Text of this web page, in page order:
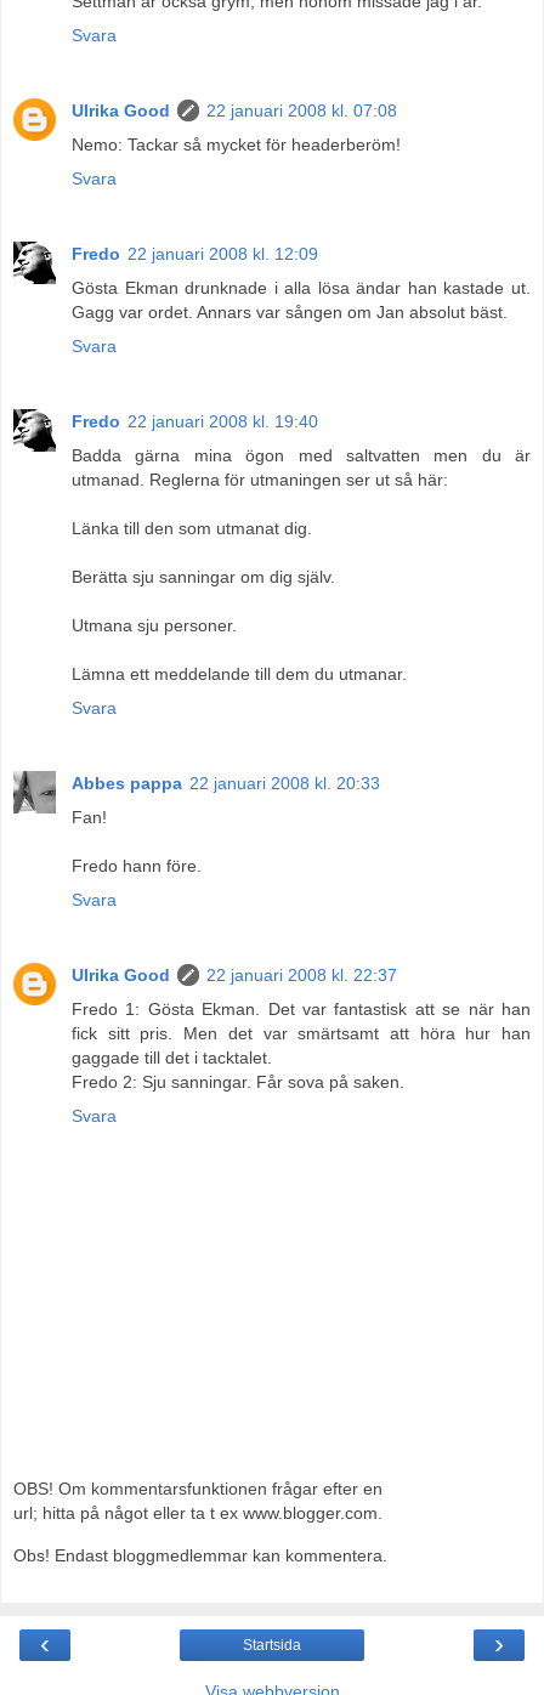
Svara
Ulrika Good
22 januari 2008 kl. 07:08
Nemo: Tackar så mycket för headerberöm!
Svara
Fredo 22 januari 2008 kl. 12:09
Gösta Ekman drunknade i alla lösa ändar han kastade ut.
Gagg var ordet. Annars var sången om Jan absolut bäst.
Svara
Fredo 22 januari 2008 kl. 19:40
Badda gärna mina ögon med saltvatten men du är
utmanad. Reglerna för utmaningen ser ut så här:
Länka till den som utmanat dig.
Berätta sju sanningar om dig själv.
Utmana sju personer.
Lämna ett meddelande till dem du utmanar.
Svara
Abbes pappa 22 januari 2008 kl. 20:33
Fan!
Fredo hann före.
Svara
Ulrika Good
22 januari 2008 kl. 22:37
Fredo 1: Gösta Ekman. Det var fantastisk att se när han
fick sitt pris. Men det var smärtsamt att höra hur han
gaggade till det i tacktalet.
Fredo 2: Sju sanningar. Får sova på saken.
Svara
OBS! Om kommentarsfunktionen frågar efter en
url; hitta på något eller ta t ex www.blogger.com.
Obs! Endast bloggmedlemmar kan kommentera.
‹ ›
Startsida